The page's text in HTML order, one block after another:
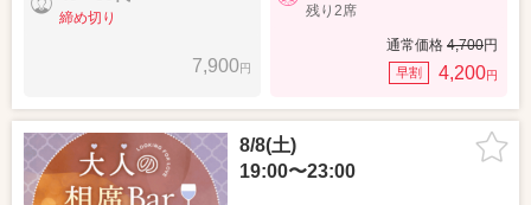
締め切り
7,900円
残り2席
通常価格 4,700円
早割 4,200円
8/8(土)
19:00〜23:00